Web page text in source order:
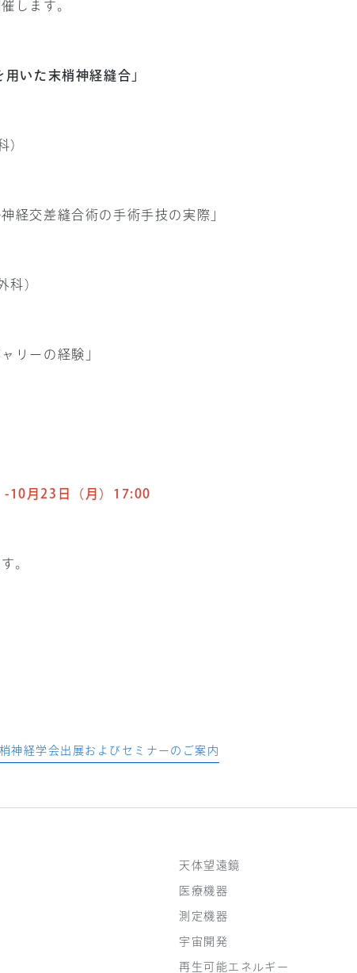
します。
いた末梢神経縫合」
）
経交差縫合術の手術手技の実際」
科）
リーの経験」
-10月23日（月）17:00
。
神経学会出展およびセミナーのご案内
天体望遠鏡
医療機器
測定機器
宇宙開発
再生可能エネルギー